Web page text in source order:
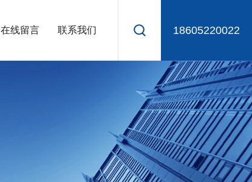
18605220022
在线留言 联系我们